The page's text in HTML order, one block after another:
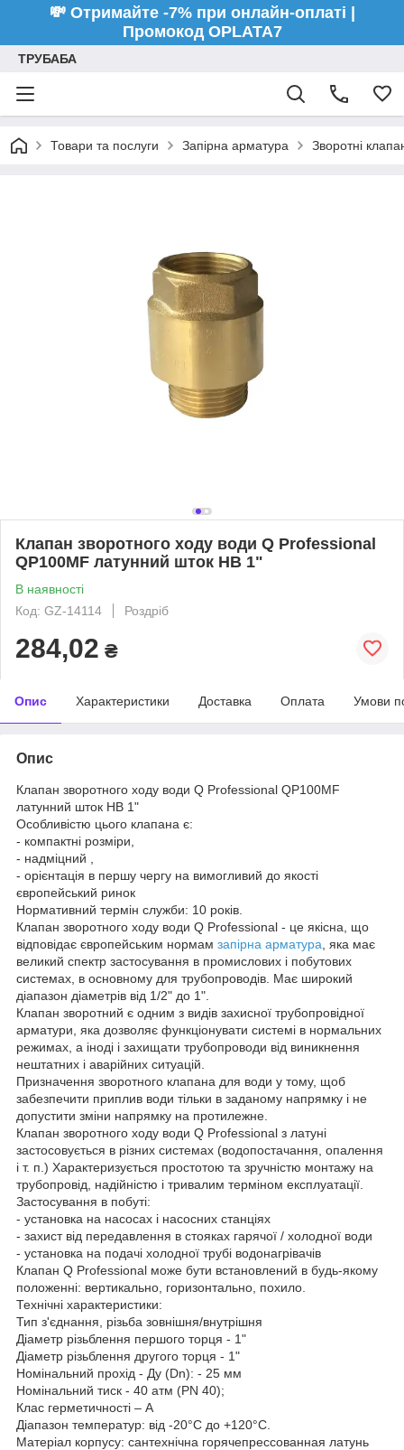
💸 Отримайте -7% при онлайн-оплаті |
Промокод OPLATA7
ТРУБАБА
Товари та послуги Запірна арматура Зворотні
Клапан зворотного ходу води Q Professional
QP100MF латунний шток НВ 1"
В наявності
Код: GZ-14114
Роздріб
284,02 ₴
Опис Характеристики Доставка Оплата Умови
Опис
Клапан зворотного ходу води Q Professional QP100MF
латунний шток НВ 1"
Особливістю цього клапана є:
- компактні розміри,
- надміцний ,
- орієнтація в першу чергу на вимогливий до якості
європейський ринок
Нормативний термін служби: 10 років.
Клапан зворотного ходу води Q Professional - це якісна, що
відповідає європейським нормам запірна арматура , яка має
великий спектр застосування в промислових і побутових
системах, в основному для трубопроводів. Має широкий
діапазон діаметрів від 1/2" до 1".
Клапан зворотний є одним з видів захисної трубопровідної
арматури, яка дозволяє функціонувати системі в нормальних
режимах, а іноді і захищати трубопроводи від виникнення
нештатних і аварійних ситуацій.
Призначення зворотного клапана для води у тому, щоб
забезпечити приплив води тільки в заданому напрямку і не
допустити зміни напрямку на протилежне.
Клапан зворотного ходу води Q Professional з латуні
застосовується в різних системах (водопостачання, опалення
і т. п.) Характеризується простотою та зручністю монтажу на
трубопровід, надійністю і тривалим терміном експлуатації.
Застосування в побуті:
- установка на насосах і насосних станціях
- захист від передавлення в стояках гарячої / холодної води
- установка на подачі холодної трубі водонагрівачів
Клапан Q Professional може бути встановлений в будь-якому
положенні: вертикально, горизонтально, похило.
Технічні характеристики:
Тип з'єднання, різьба зовнішня/внутрішня
Діаметр різьблення першого торця - 1"
Діаметр різьблення другого торця - 1"
Номінальний прохід - Ду (Dn): - 25 мм
Номінальний тиск - 40 атм (PN 40);
Клас герметичності – А
Діапазон температур: від -20°С до +120°С.
Матеріал корпусу: сантехнічна горячепрессованная латунь